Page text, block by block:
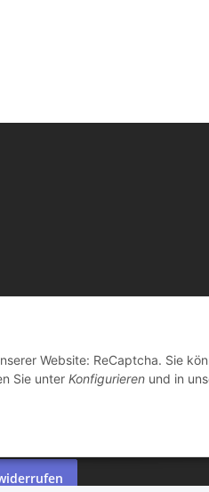
Website: ReCaptcha. Sie
Sie unter Konfigurieren und in